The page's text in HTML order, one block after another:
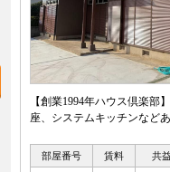
【創業1994年ハウス倶楽
座、システムキッチンなど
部屋番号 賃料 共